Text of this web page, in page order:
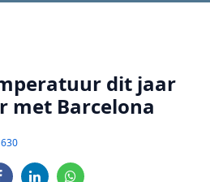
dit jaar
met Barcelona
630